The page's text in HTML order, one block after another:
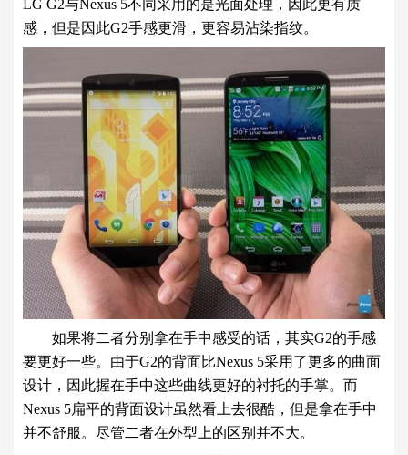
LG G2与Nexus 5不同采用的是光面处理，因此更有质
感，但是因此G2手感更滑，更容易沾染指纹。
如果将二者分别拿在手中感受的话，其实G2的手感
要更好一些。由于G2的背面比Nexus 5采用了更多的曲面
设计，因此握在手中这些曲线更好的衬托的手掌。而
Nexus 5扁平的背面设计虽然看上去很酷，但是拿在手中
并不舒服。尽管二者在外型上的区别并不大。